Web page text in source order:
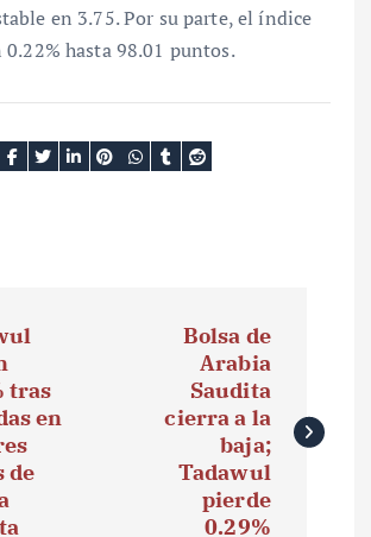
en 3.75. Por su parte, el índice
hasta 98.01 puntos.
tras
en
de
Bolsa de
Arabia
Saudita
cierra a la
baja;
Tadawul
pierde
0.29%